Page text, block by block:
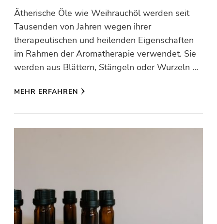
Ätherische Öle wie Weihrauchöl werden seit
Tausenden von Jahren wegen ihrer
therapeutischen und heilenden Eigenschaften
im Rahmen der Aromatherapie verwendet. Sie
werden aus Blättern, Stängeln oder Wurzeln …
MEHR ERFAHREN